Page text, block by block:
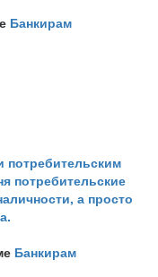
Банкирам
потребительским
потребительские
а просто
Банкирам